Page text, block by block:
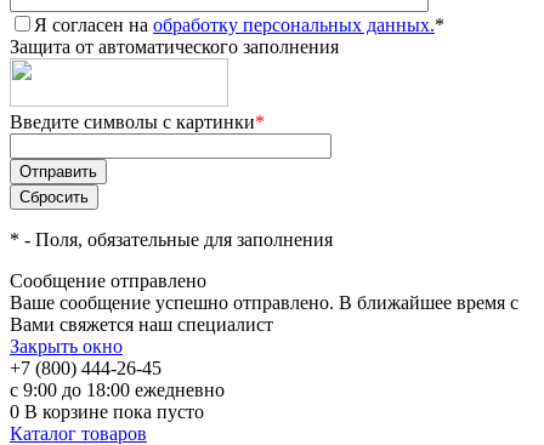
Я согласен на обработку персональных данных.*
Защита от автоматического заполнения
Введите символы с картинки*
* - Поля, обязательные для заполнения
Сообщение отправлено
Ваше сообщение успешно отправлено. В ближайшее время с
Вами свяжется наш специалист
Закрыть окно
+7 (800) 444-26-45
с 9:00 до 18:00 ежедневно
0 В корзине пока пусто
Каталог товаров